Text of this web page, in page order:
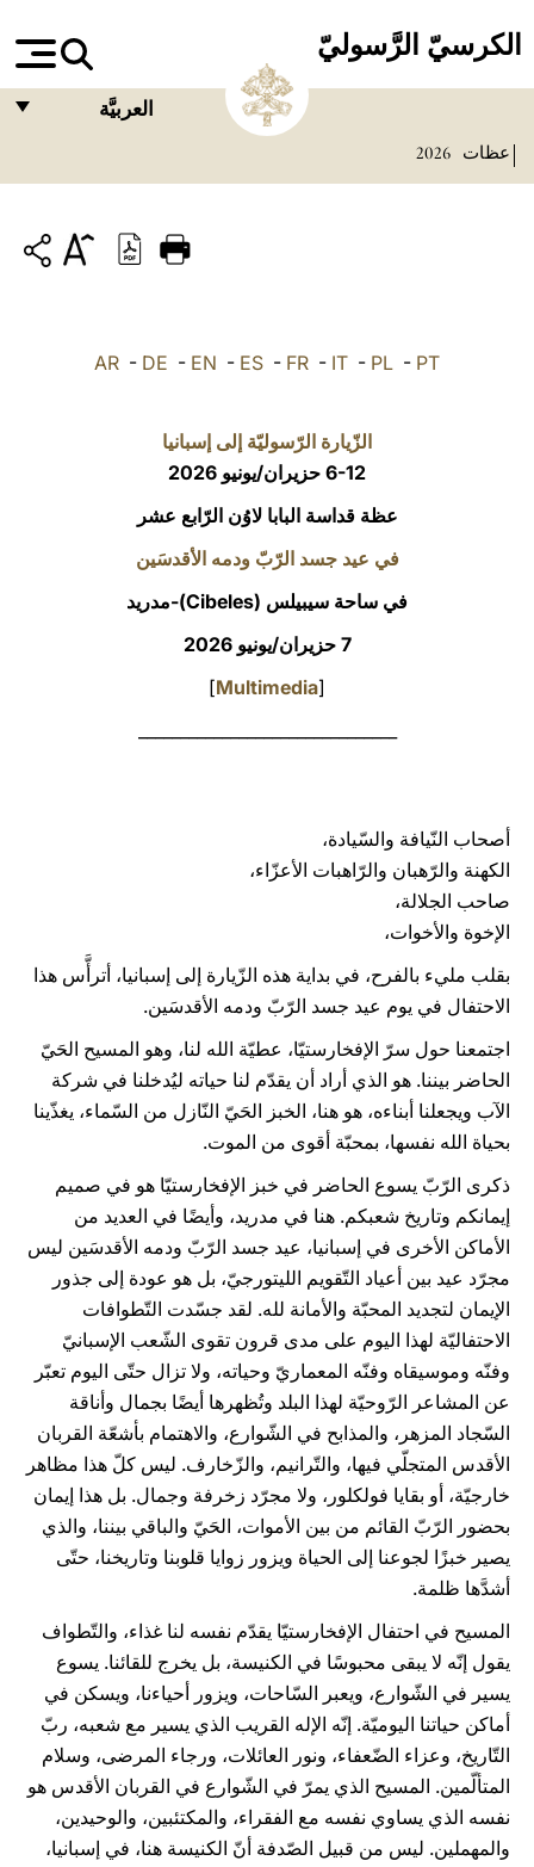
الكرسيّ الرَّسوليّ
العربيَّة
ITALIANO
中文
LATINE
عظات 2026
AR - DE - EN - ES - FR - IT - PL - PT
الزّيارة الرّسوليّة إلى إسبانيا
6-12 حزيران/يونيو 2026
عظة قداسة البابا لاوُن الرّابع عشر
في عيد جسد الرّبّ ودمه الأقدسَين
في ساحة سيبيلس (Cibeles)-مدريد
7 حزيران/يونيو 2026
[
Multimedia
]
أصحاب النّيافة والسّيادة،
الكهنة والرّهبان والرّاهبات الأعزّاء،
صاحب الجلالة،
الإخوة والأخوات،
بقلب مليء بالفرح، في بداية هذه الزّيارة إلى إسبانيا، أترأَّس هذا
الاحتفال في يوم عيد جسد الرّبّ ودمه الأقدسَين.
اجتمعنا حول سرّ الإفخارستيّا، عطيّة الله لنا، وهو المسيح الحَيّ
الحاضر بيننا. هو الذي أراد أن يقدّم لنا حياته ليُدخلنا في شركة
الآب ويجعلنا أبناءه، هو هنا، الخبز الحَيّ النّازل من السّماء، يغذّينا
بحياة الله نفسها، بمحبّة أقوى من الموت.
ذكرى الرّبّ يسوع الحاضر في خبز الإفخارستيّا هو في صميم
إيمانكم وتاريخ شعبكم. هنا في مدريد، وأيضًا في العديد من
الأماكن الأخرى في إسبانيا، عيد جسد الرّبّ ودمه الأقدسَين ليس
مجرّد عيد بين أعياد التّقويم الليتورجيّ، بل هو عودة إلى جذور
الإيمان لتجديد المحبّة والأمانة لله. لقد جسّدت التّطوافات
الاحتفاليّة لهذا اليوم على مدى قرون تقوى الشّعب الإسبانيّ
وفنّه وموسيقاه وفنّه المعماريّ وحياته، ولا تزال حتّى اليوم تعبّر
عن المشاعر الرّوحيّة لهذا البلد وتُظهرها أيضًا بجمال وأناقة
السّجاد المزهر، والمذابح في الشّوارع، والاهتمام بأشعّة القربان
الأقدس المتجلّي فيها، والتّرانيم، والزّخارف. ليس كلّ هذا مظاهر
خارجيّة، أو بقايا فولكلور، ولا مجرّد زخرفة وجمال. بل هذا إيمان
بحضور الرّبّ القائم من بين الأموات، الحَيّ والباقي بيننا، والذي
يصير خبزًا لجوعنا إلى الحياة ويزور زوايا قلوبنا وتاريخنا، حتّى
أشدَّها ظلمة.
المسيح في احتفال الإفخارستيّا يقدّم نفسه لنا غذاء، والتّطواف
يقول إنّه لا يبقى محبوسًا في الكنيسة، بل يخرج للقائنا. يسوع
يسير في الشّوارع، ويعبر السّاحات، ويزور أحياءنا، ويسكن في
أماكن حياتنا اليوميّة. إنّه الإله القريب الذي يسير مع شعبه، ربّ
التّاريخ، وعزاء الضّعفاء، ونور العائلات، ورجاء المرضى، وسلام
المتألّمين. المسيح الذي يمرّ في الشّوارع في القربان الأقدس هو
نفسه الذي يساوي نفسه مع الفقراء، والمكتئبين، والوحيدين،
والمهملين. ليس من قبيل الصّدفة أنّ الكنيسة هنا، في إسبانيا،